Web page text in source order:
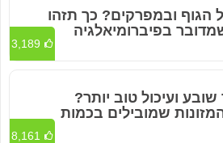
הגוף ובמפרקים? כך תזהו
בפיברומיאלגיה
3,189
שובע ועיכול טוב יותר?
שמובילים בכמות
8,161